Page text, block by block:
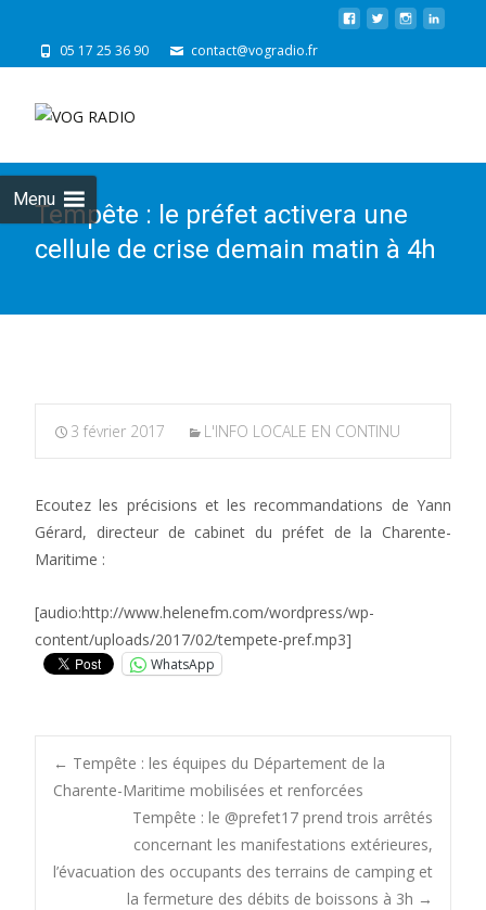
05 17 25 36 90 contact@vogradio.fr
Menu
Tempête : le préfet activera une
cellule de crise demain matin à 4h
3 février 2017 L'INFO LOCALE EN CONTINU
Ecoutez les précisions et les recommandations de Yann
Gérard, directeur de cabinet du préfet de la Charente-
Maritime :
[audio:http://www.helenefm.com/wordpress/wp-
content/uploads/2017/02/tempete-pref.mp3]
WhatsApp
Post
navigation
← Tempête : les équipes du Département de la
Charente-Maritime mobilisées et renforcées
Tempête : le @prefet17 prend trois arrêtés
concernant les manifestations extérieures,
l’évacuation des occupants des terrains de camping et
la fermeture des débits de boissons à 3h →